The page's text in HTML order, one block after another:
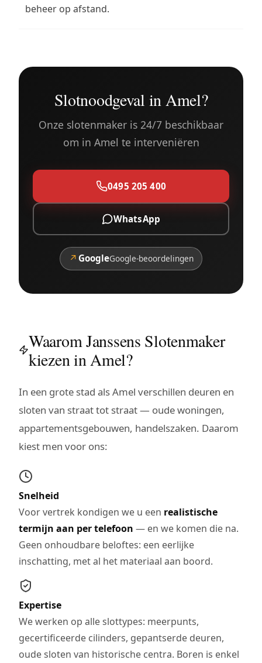
beheer op afstand.
Slotnoodgeval in Amel?
Onze slotenmaker is 24/7 beschikbaar
om in Amel te interveniëren
0495 205 400
WhatsApp
↗ GoogleGoogle-beoordelingen
Waarom Janssens Slotenmaker
kiezen in Amel?
In een grote stad als Amel verschillen deuren en
sloten van straat tot straat — oude woningen,
appartementsgebouwen, handelszaken. Daarom
kiest men voor ons:
Snelheid
Voor vertrek kondigen we u een realistische
termijn aan per telefoon — en we komen die na.
Geen onhoudbare beloftes: een eerlijke
inschatting, met al het materiaal aan boord.
Expertise
We werken op alle slottypes: meerpunts,
gecertificeerde cilinders, gepantserde deuren,
oude sloten van historische centra. Boren is enkel